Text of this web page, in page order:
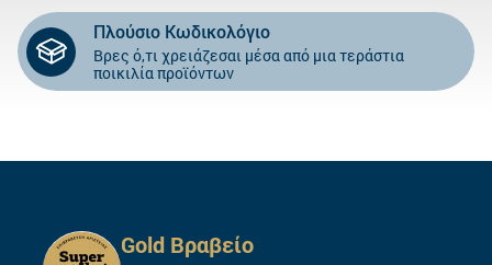
Πλούσιο Κωδικολόγιο
Βρες ό,τι χρειάζεσαι μέσα από μια τεράστια
ποικιλία προϊόντων
Gold Βραβείο